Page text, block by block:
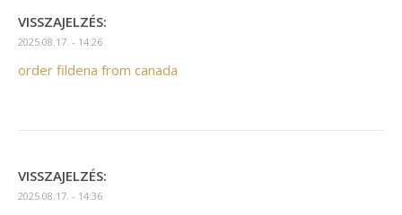
VISSZAJELZÉS:
2025.08.17. - 14:26
order fildena from canada
VISSZAJELZÉS:
2025.08.17. - 14:36